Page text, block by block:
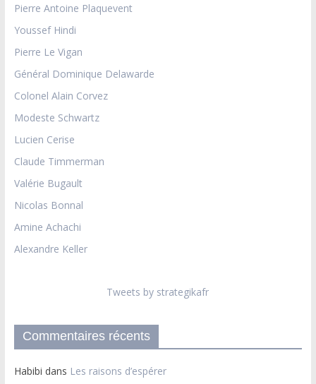
Pierre Antoine Plaquevent
Youssef Hindi
Pierre Le Vigan
Général Dominique Delawarde
Colonel Alain Corvez
Modeste Schwartz
Lucien Cerise
Claude Timmerman
Valérie Bugault
Nicolas Bonnal
Amine Achachi
Alexandre Keller
Tweets by strategikafr
Commentaires récents
Habibi dans Les raisons d’espérer